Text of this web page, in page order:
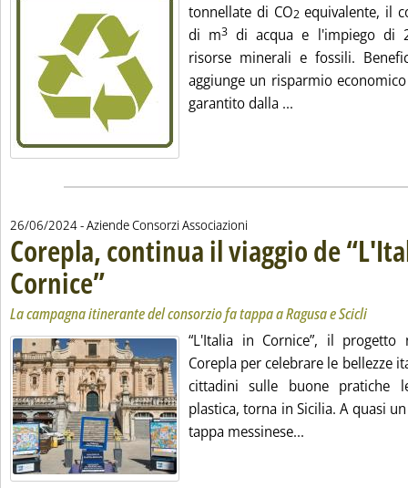
tonnellate di CO2 equivalente, il
di m3 di acqua e l'impiego di
risorse minerali e fossili.
aggiunge un risparmio
garantito dalla ...
26/06/2024- Aziende Consorzi Associazioni
Corepla, continua il viaggio de
Cornice”. Sottotitolo: La campagna itinerante del consorzio fa tappa a Ragusa
. Pubblicata mercoledì 26 giugno 2024 alle 15.0.
La campagna itinerante del consorzio fa tappa a Ragusa e Scicli
“L'Italia in Cornice”, il progetto
Corepla per celebrare le bellezze
cittadini sulle buone pratiche
plastica, torna in Sicilia. A quasi
tappa messinese...